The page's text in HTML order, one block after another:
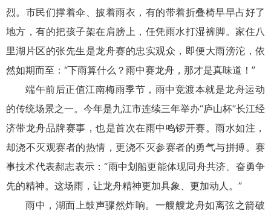
烈。市民们撑着伞、披着雨衣，有的带着折叠椅早早占好了
地方，有的把孩子架在肩膀上，任凭雨水打湿裤脚。家住八
里湖片区的张先生是龙舟赛的忠实观众，即便大雨滂沱，依
然如期而至：“下雨算什么？雨中赛龙舟，那才是真味道！”
端午前后正值江南梅雨季节，雨中竞渡本就是龙舟运动
的传统场景之一。今年是九江市连续三年举办“庐山杯”长江经
济带龙舟品牌赛事，也是首次在雨中鸣锣开赛。雨水如注，
却浇不灭观赛者的热情，更浇不灭参赛者的勇气与拼搏。赛
事技术代表郝志表示：“雨中划船更能体现同舟共济、奋勇争
先的精神。这场雨，让龙舟精神更加具象、更加动人。”
雨中，湖面上鼓声骤然炸响。一艘艘龙舟如离弦之箭破